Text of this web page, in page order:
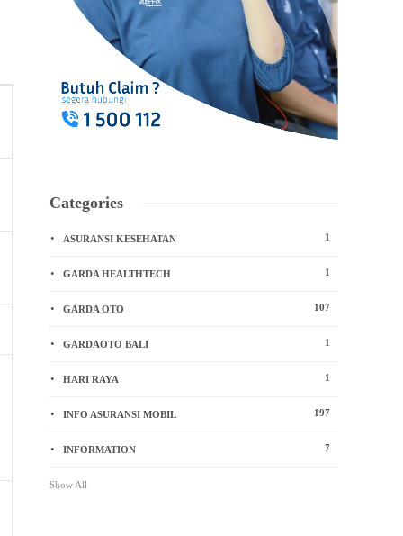
Categories
ASURANSI KESEHATAN 1
GARDA HEALTHTECH 1
GARDA OTO 107
GARDAOTO BALI 1
HARI RAYA 1
INFO ASURANSI MOBIL 197
INFORMATION 7
Show All